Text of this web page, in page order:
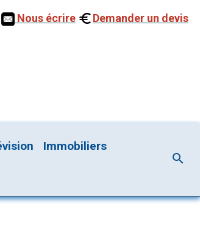
Nous écrire Demander un devis
Immobiliers